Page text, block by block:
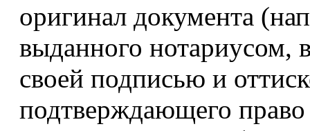
оригинал документа
выданного нотариусом,
своей подписью и
подтверждающего право